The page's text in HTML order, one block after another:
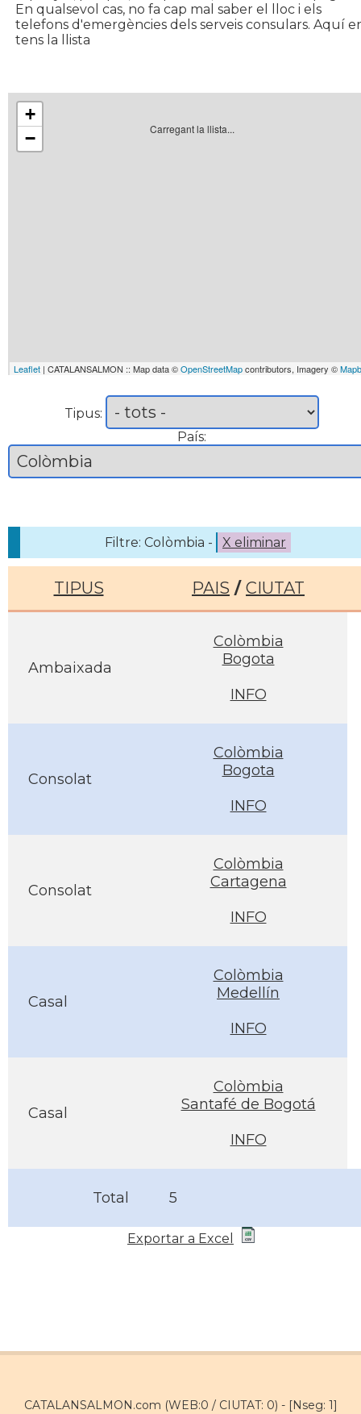
En qualsevol cas, no fa cap mal saber el lloc i els
telefons d'emergències dels serveis consulars. Aquí
tens la llista
Carregant la llista...
+
−
Leaflet | CATALANSALMON :: Map data ©OpenStreetMapcontributors, Imagery ©
Tipus:
País:
Filtre: Colòmbia - X eliminar
TIPUS PAIS / CIUTAT
Ambaixada
Colòmbia
Bogota
INFO
Consolat
Colòmbia
Bogota
INFO
Consolat
Colòmbia
Cartagena
INFO
Casal
Colòmbia
Medellín
INFO
Casal
Colòmbia
Santafé de Bogotá
INFO
Total 5
Exportar a Excel
CATALANSALMON.com (WEB:0 / CIUTAT: 0) - [Nseg: 1]